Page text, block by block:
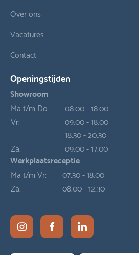
Over ons
Vacatures
Contact
Openingstijden
Showroom
Ma t/m Do:
08.00 - 18.00
Vr:
09.00 - 18.00
18.30 - 20.30
Za:
09.00 - 17.00
Werkplaatsreceptie
Ma t/m Vr:
07.30 - 18.00
Za:
08.00 - 12.30